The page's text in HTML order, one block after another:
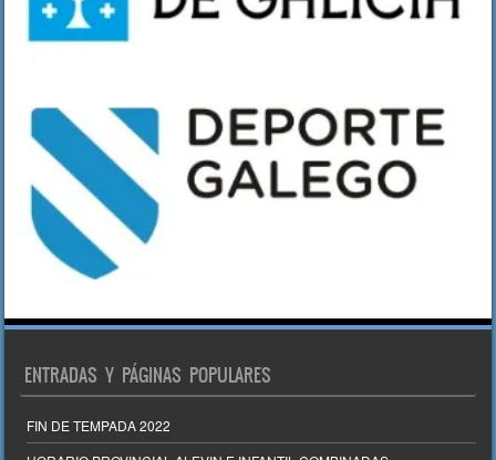
ENTRADAS Y PÁGINAS POPULARES
FIN DE TEMPADA 2022